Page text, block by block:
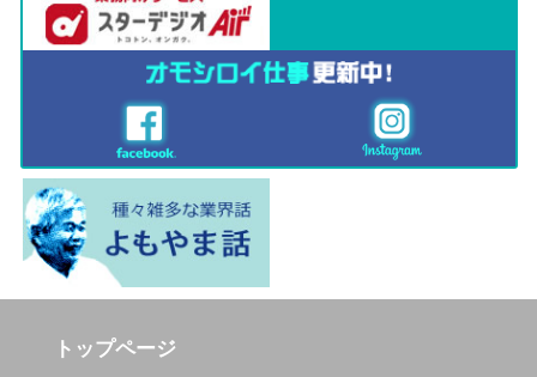
トップページ